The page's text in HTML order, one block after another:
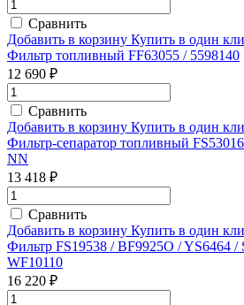
Сравнить
Добавить в корзину Купить в один
Фильтр топливный FF63055 / 5598140
12 690 ₽
Сравнить
Добавить в корзину Купить в один
Фильтр-сепаратор топливный
NN
13 418 ₽
Сравнить
Добавить в корзину Купить в один
Фильтр FS19538 / BF9925O / YS6464 /
WF10110
16 220 ₽